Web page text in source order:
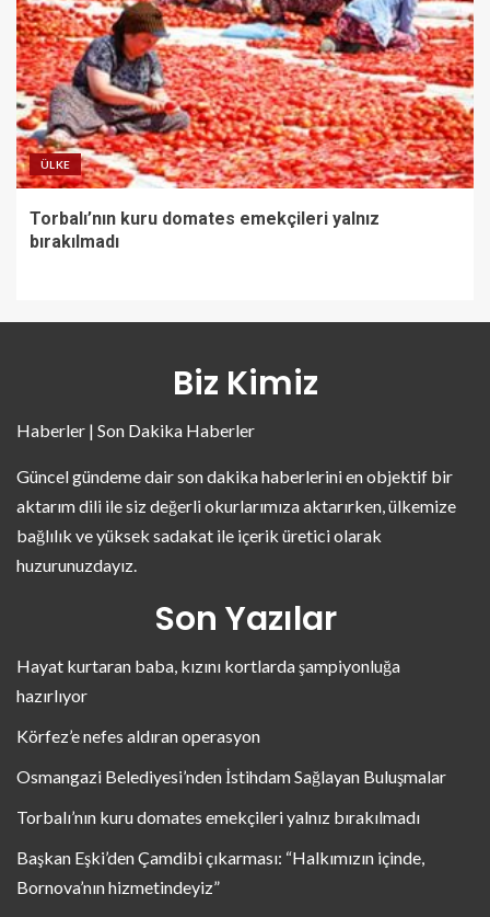
ÜLKE
Torbalı’nın kuru domates emekçileri yalnız
bırakılmadı
Biz Kimiz
Haberler | Son Dakika Haberler
Güncel gündeme dair son dakika haberlerini en objektif bir
aktarım dili ile siz değerli okurlarımıza aktarırken, ülkemize
bağlılık ve yüksek sadakat ile içerik üretici olarak
huzurunuzdayız.
Son Yazılar
Hayat kurtaran baba, kızını kortlarda şampiyonluğa
hazırlıyor
Körfez’e nefes aldıran operasyon
Osmangazi Belediyesi’nden İstihdam Sağlayan Buluşmalar
Torbalı’nın kuru domates emekçileri yalnız bırakılmadı
Başkan Eşki’den Çamdibi çıkarması: “Halkımızın içinde,
Bornova’nın hizmetindeyiz”